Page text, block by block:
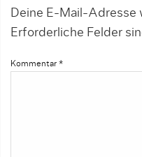
Deine E-Mail-
Erforderliche Felder
Kommentar *